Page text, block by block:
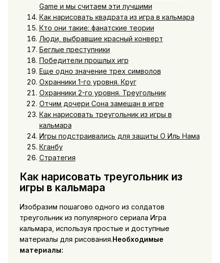
Game и мы считаем эти лучшими
Как нарисовать квадрата из игра в кальмара
Кто они такие: фанатские теории
Люди, выбравшие красный конверт
Беглые преступники
Победители прошлых игр
Еще одно значение трех символов
Охранники 1-го уровня. Круг
Охранники 2-го уровня. Треугольник
Отчим дочери Сона замешан в игре
Как нарисовать треугольник из игры в
кальмара
Игры подстраивались для защиты О Иль Нама
Кганбу
Стратегия
Как нарисовать треугольник из
игры в кальмара
Изобразим пошагово одного из солдатов
треугольник из популярного сериала Игра
кальмара, используя простые и доступные
материалы для рисования.Необходимые
материалы: